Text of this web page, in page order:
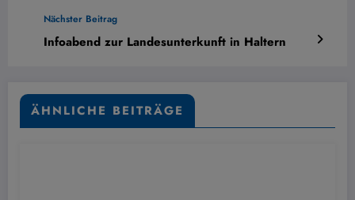
Nächster Beitrag
Infoabend zur Landesunterkunft in Haltern
ÄHNLICHE BEITRÄGE